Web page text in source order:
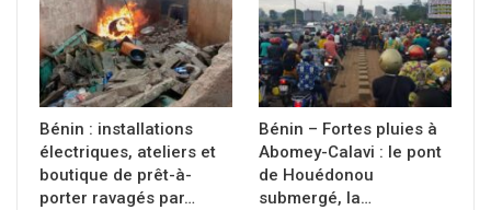
Bénin : installations
électriques, ateliers et
boutique de prêt-à-
porter ravagés par…
Bénin – Fortes pluies à
Abomey-Calavi : le pont
de Houédonou
submergé, la…